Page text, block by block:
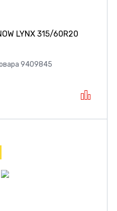
LYNX 315/60R20
9409845